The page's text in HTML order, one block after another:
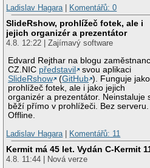
Ladislav Hagara | Komentářů: 0
SlideRshow, prohlížeč fotek, ale i
jejich organizér a prezentátor
4.8. 12:22 | Zajímavý software
Edvard Rejthar na blogu
CZ.NIC představil
svou aplikaci
SlideRshow
(GitHub ). Funguje jako
prohlížeč fotek, ale i jako jejich
organizér a prezentátor. Neinstaluje
běží přímo v prohlížeči. Bez serveru.
Offline.
Ladislav Hagara | Komentářů: 11
Kermit má 45 let. Vydán C-Kermit
4.8. 11:44 | Nová verze